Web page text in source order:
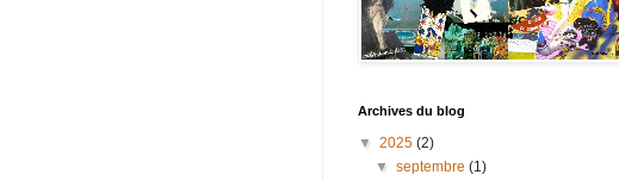
Archives du blog
▼ 2025 (2)
▼septembre(1)